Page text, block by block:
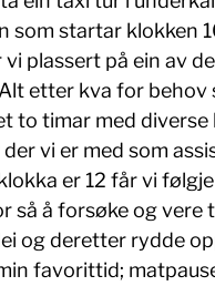
som startar klokken
plassert på ein av
etter kva for behov
to timar med diverse
vi er med som
er 12 får vi
så å forsøke og vere
og deretter rydde
favorittid;